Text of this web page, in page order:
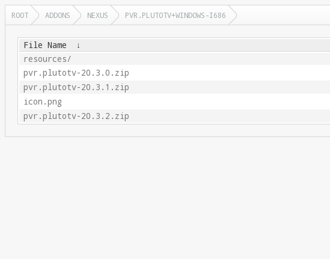
ROOT ADDONS NEXUS PVR.PLUTOTV+WINDOWS-I686
File Name ↓
resources/
pvr.plutotv-20.3.0.zip
pvr.plutotv-20.3.1.zip
icon.png
pvr.plutotv-20.3.2.zip